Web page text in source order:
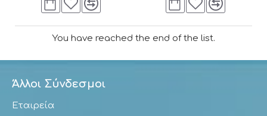
You have reached the end of the list.
Άλλοι Σύνδεσμοι
Εταιρεία